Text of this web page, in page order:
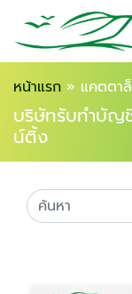
หน้าแรก » แคตตา
บริษัทรับทำบัญ
น์ติ้ง